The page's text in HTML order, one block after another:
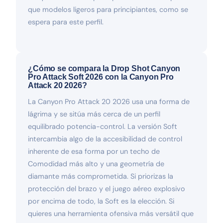
que modelos ligeros para principiantes, como se
espera para este perfil.
¿Cómo se compara la Drop Shot Canyon
Pro Attack Soft 2026 con la Canyon Pro
Attack 20 2026?
La Canyon Pro Attack 20 2026 usa una forma de
lágrima y se sitúa más cerca de un perfil
equilibrado potencia-control. La versión Soft
intercambia algo de la accesibilidad de control
inherente de esa forma por un techo de
Comodidad más alto y una geometría de
diamante más comprometida. Si priorizas la
protección del brazo y el juego aéreo explosivo
por encima de todo, la Soft es la elección. Si
quieres una herramienta ofensiva más versátil que